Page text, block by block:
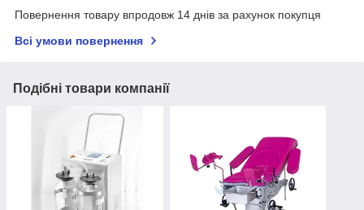
Повернення товару впродовж 14 днів за рахунок покупця
Всі умови повернення
Подібні товари компанії